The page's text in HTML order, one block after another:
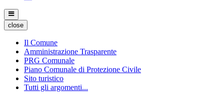
close
Il Comune
Amministrazione Trasparente
PRG Comunale
Piano Comunale di Protezione Civile
Sito turistico
Tutti gli argomenti...